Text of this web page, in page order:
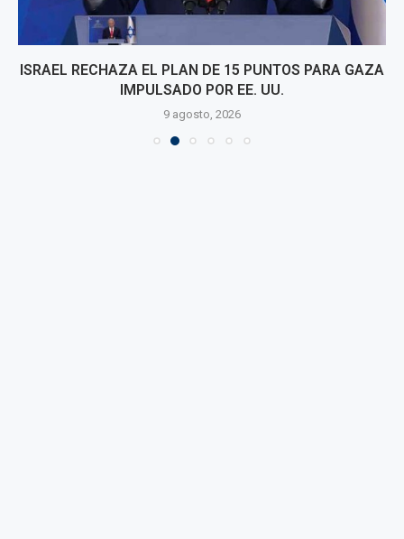
ISRAEL RECHAZA EL PLAN DE 15 PUNTOS PARA GAZA
IMPULSADO POR EE. UU.
9 agosto, 2026